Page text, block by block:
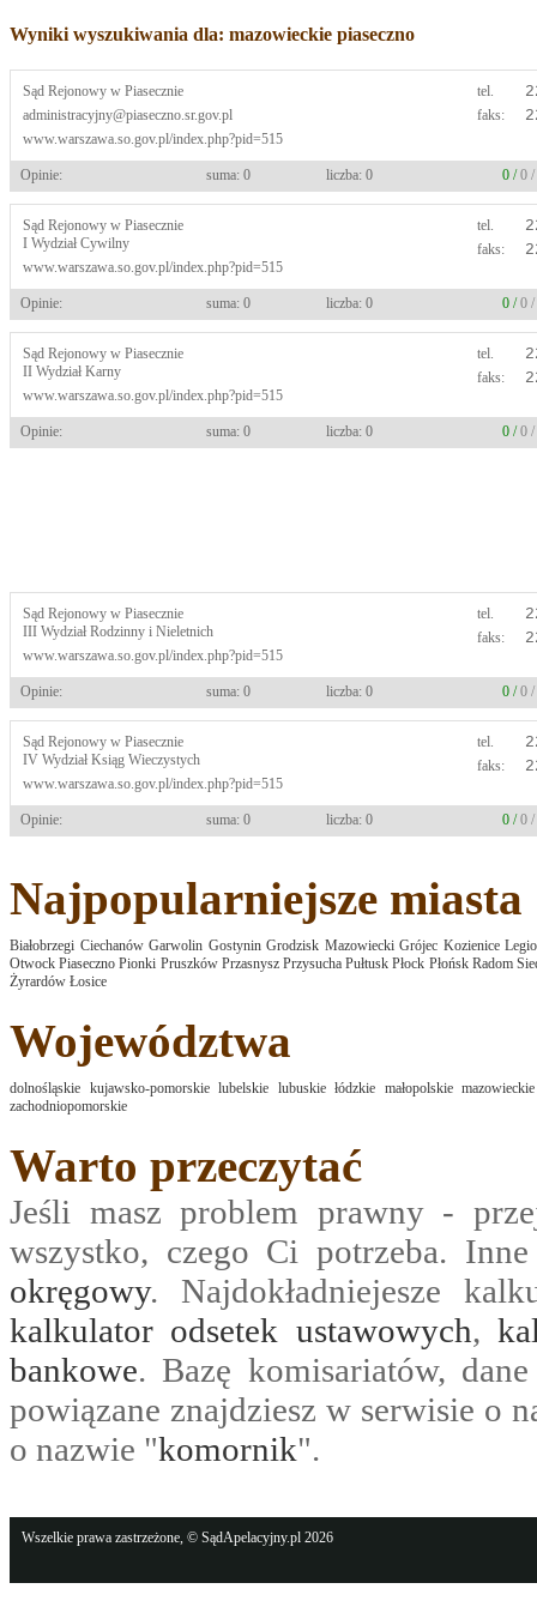
Wyniki wyszukiwania dla: mazowieckie piaseczno
Sąd Rejonowy w Piasecznie
administracyjny@piaseczno.sr.gov.pl
www.warszawa.so.gov.pl/index.php?pid=515
tel.
faks:
Opinie: suma: 0 liczba: 0 0 /0 /
Sąd Rejonowy w Piasecznie
I Wydział Cywilny
www.warszawa.so.gov.pl/index.php?pid=515
tel.
faks:
Opinie: suma: 0 liczba: 0 0 /0 /
Sąd Rejonowy w Piasecznie
II Wydział Karny
www.warszawa.so.gov.pl/index.php?pid=515
tel.
faks:
Opinie: suma: 0 liczba: 0 0 /0 /
Sąd Rejonowy w Piasecznie
III Wydział Rodzinny i Nieletnich
www.warszawa.so.gov.pl/index.php?pid=515
tel.
faks:
Opinie: suma: 0 liczba: 0 0 /0 /
Sąd Rejonowy w Piasecznie
IV Wydział Ksiąg Wieczystych
www.warszawa.so.gov.pl/index.php?pid=515
tel.
faks:
Opinie: suma: 0 liczba: 0 0 /0 /
Najpopularniejsze miasta
Białobrzegi Ciechanów Garwolin Gostynin Grodzisk Mazowiecki Grójec Kozienice
Otwock Piaseczno Pionki Pruszków Przasnysz Przysucha Pułtusk Płock Płońsk Radom
Żyrardów Łosice
Województwa
dolnośląskie kujawsko-pomorskie lubelskie lubuskie łódzkie małopolskie mazowieckie
zachodniopomorskie
Warto przeczytać
Jeśli masz problem prawny -
wszystko, czego Ci potrzeba.
okręgowy. Najdokładniejesze
kalkulator odsetek ustawowych,
bankowe. Bazę komisariatów,
powiązane znajdziesz w serwisie o
o nazwie "komornik".
Wszelkie prawa zastrzeżone, © SądApelacyjny.pl 2026